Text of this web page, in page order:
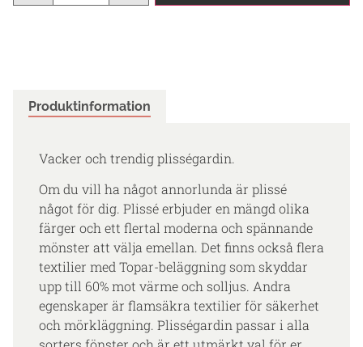
Produktinformation
Vacker och trendig plisségardin.
Om du vill ha något annorlunda är plissé
något för dig. Plissé erbjuder en mängd olika
färger och ett flertal moderna och spännande
mönster att välja emellan. Det finns också flera
textilier med Topar-beläggning som skyddar
upp till 60% mot värme och solljus. Andra
egenskaper är flamsäkra textilier för säkerhet
och mörkläggning. Plisségardin passar i alla